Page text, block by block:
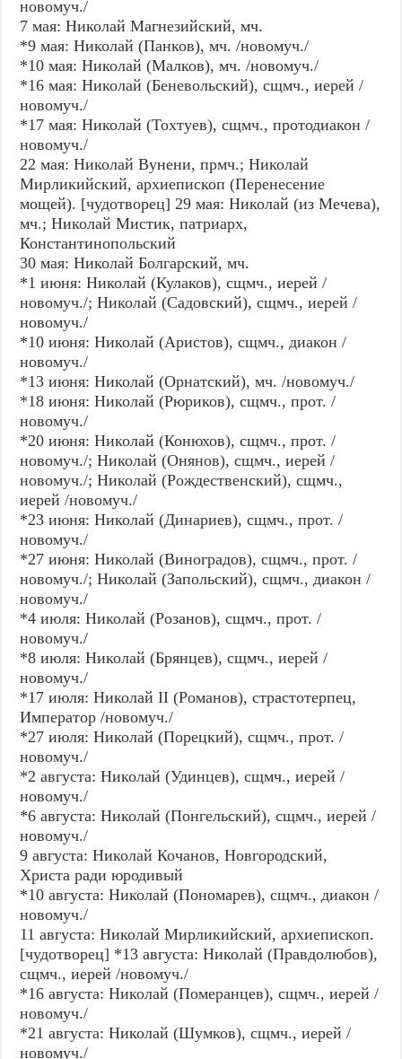
новомуч./
7 мая: Николай Магнезийский, мч.
*9 мая: Николай (Панков), мч. /новомуч./
*10 мая: Николай (Малков), мч. /новомуч./
*16 мая: Николай (Беневольский), сщмч., иерей /
новомуч./
*17 мая: Николай (Тохтуев), сщмч., протодиакон /
новомуч./
22 мая: Николай Вунени, прмч.; Николай
Мирликийский, архиепископ (Перенесение
мощей). [чудотворец] 29 мая: Николай (из Мечева),
мч.; Николай Мистик, патриарх,
Константинопольский
30 мая: Николай Болгарский, мч.
*1 июня: Николай (Кулаков), сщмч., иерей /
новомуч./; Николай (Садовский), сщмч., иерей /
новомуч./
*10 июня: Николай (Аристов), сщмч., диакон /
новомуч./
*13 июня: Николай (Орнатский), мч. /новомуч./
*18 июня: Николай (Рюриков), сщмч., прот. /
новомуч./
*20 июня: Николай (Конюхов), сщмч., прот. /
новомуч./; Николай (Онянов), сщмч., иерей /
новомуч./; Николай (Рождественский), сщмч.,
иерей /новомуч./
*23 июня: Николай (Динариев), сщмч., прот. /
новомуч./
*27 июня: Николай (Виноградов), сщмч., прот. /
новомуч./; Николай (Запольский), сщмч., диакон /
новомуч./
*4 июля: Николай (Розанов), сщмч., прот. /
новомуч./
*8 июля: Николай (Брянцев), сщмч., иерей /
новомуч./
*17 июля: Николай II (Романов), страстотерпец,
Император /новомуч./
*27 июля: Николай (Порецкий), сщмч., прот. /
новомуч./
*2 августа: Николай (Удинцев), сщмч., иерей /
новомуч./
*6 августа: Николай (Понгельский), сщмч., иерей /
новомуч./
9 августа: Николай Кочанов, Новгородский,
Христа ради юродивый
*10 августа: Николай (Пономарев), сщмч., диакон /
новомуч./
11 августа: Николай Мирликийский, архиепископ.
[чудотворец] *13 августа: Николай (Правдолюбов),
сщмч., иерей /новомуч./
*16 августа: Николай (Померанцев), сщмч., иерей /
новомуч./
*21 августа: Николай (Шумков), сщмч., иерей /
новомуч./